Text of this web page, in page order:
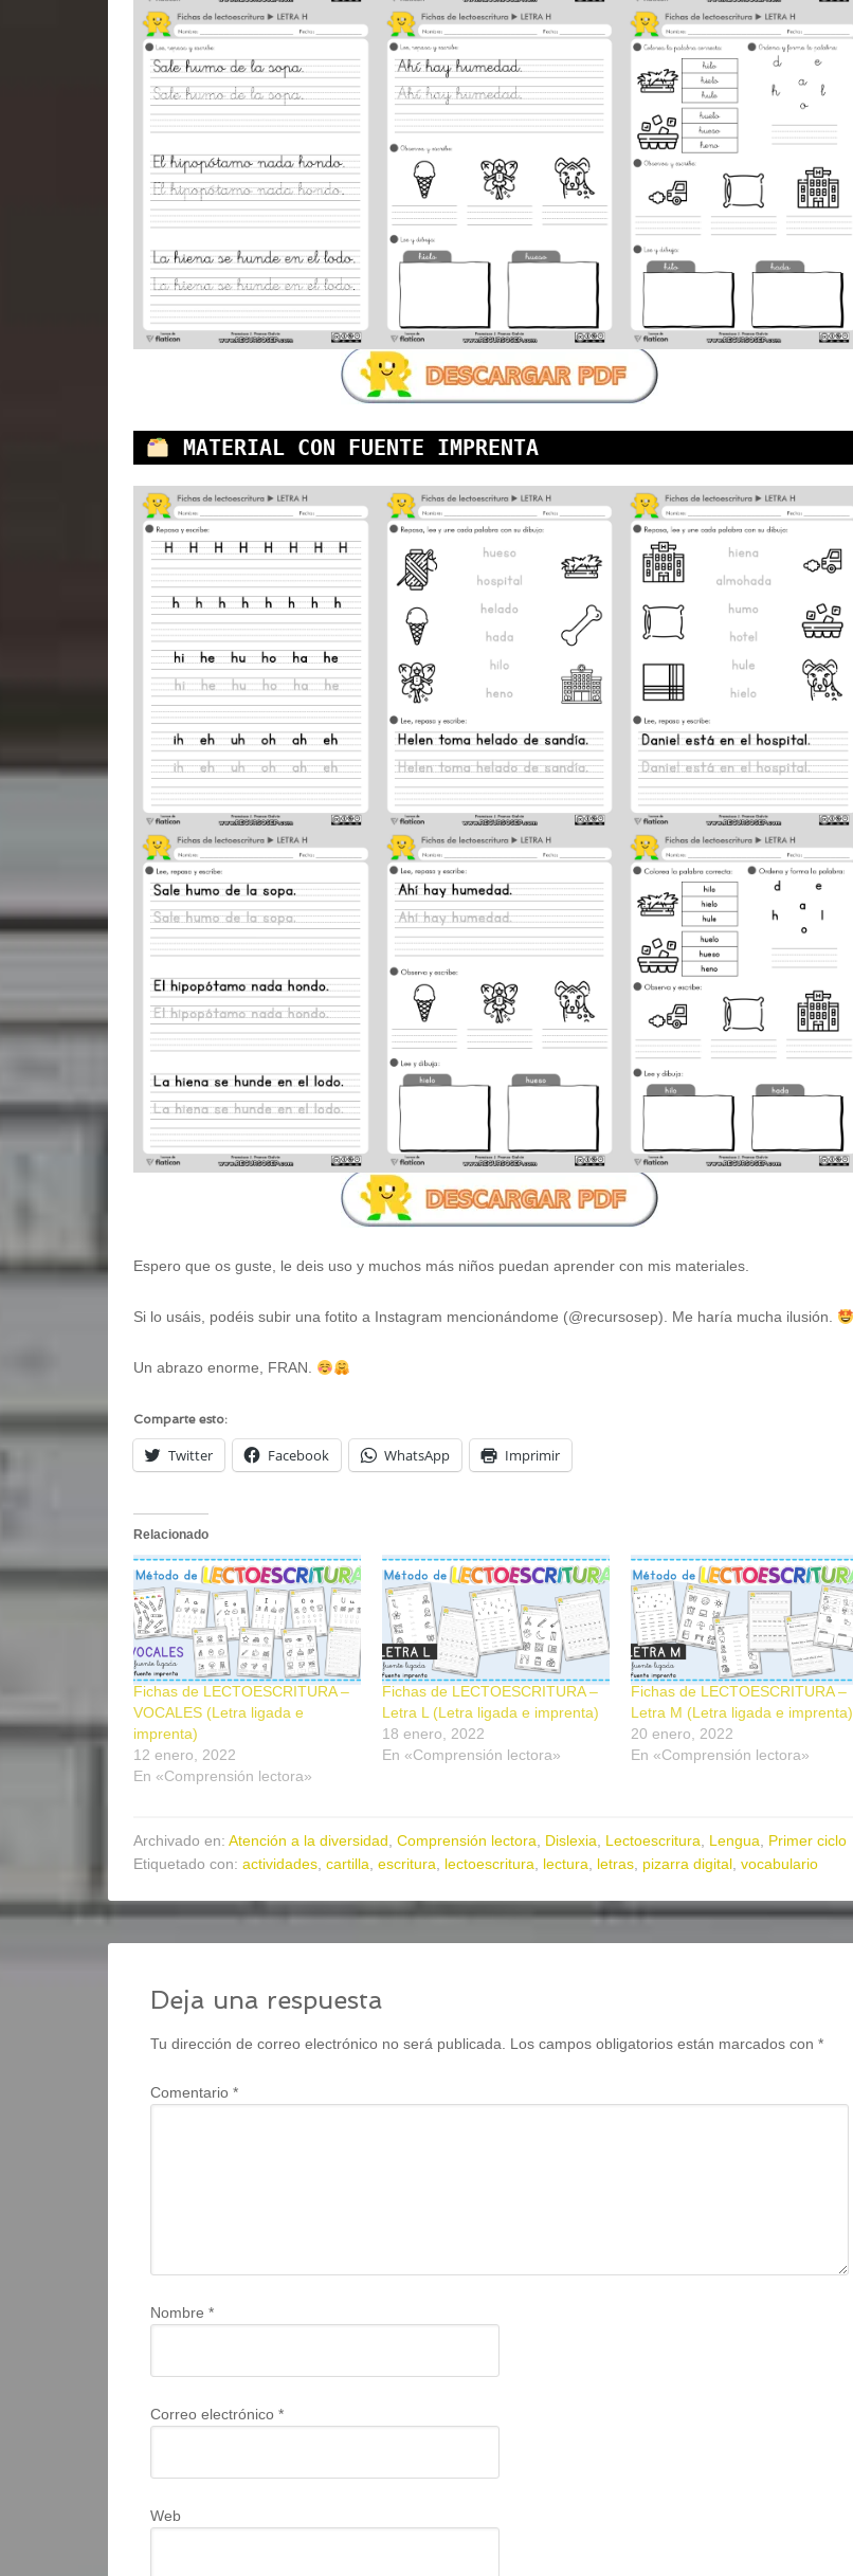
MATERIAL CON FUENTE IMPRENTA
Espero que os guste, le deis uso y muchos más niños puedan aprender con mis materiales.
Si lo usáis, podéis subir una fotito a Instagram mencionándome (@recursosep). Me haría mucha ilusión.
Un abrazo enorme, FRAN.
Comparte esto:
Twitter Facebook WhatsApp Imprimir
Relacionado
Fichas de LECTOESCRITURA –
VOCALES (Letra ligada e
imprenta)
12 enero, 2022
En «Comprensión lectora»
Fichas de LECTOESCRITURA –
Letra L (Letra ligada e imprenta)
18 enero, 2022
En «Comprensión lectora»
Fichas de LECTOESCRITURA –
Letra M (Letra ligada e imprenta)
20 enero, 2022
En «Comprensión lectora»
Archivado en: Atención a la diversidad Comprensión lectora Dislexia Lectoescritura Lengua
Primer ciclo
Etiquetado con: actividades cartilla escritura lectoescritura lectura letras pizarra digital vocabulario
Deja una respuesta
Tu dirección de correo electrónico no será publicada. Los campos obligatorios están marcados con *
Comentario *
Nombre *
Correo electrónico *
Web